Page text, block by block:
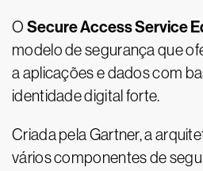
O Secure Access Service
modelo de segurança que
a aplicações e dados com
identidade digital forte.
Criada pela Gartner, a
vários componentes de